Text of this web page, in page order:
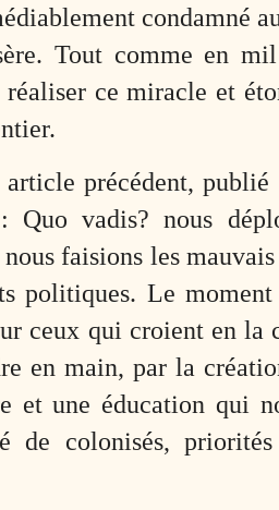
condamné
Tout comme en
réaliser ce miracle et
article précédent,
Quo vadis? nous
faisions les
politiques. Le
ceux qui croient en la
en main, par la
et une éducation qui
de colonisés,